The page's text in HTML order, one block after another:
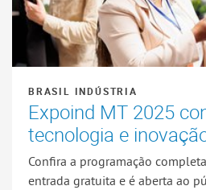
BRASIL INDÚSTRIA
Expoind MT 2025
tecnologia e
Confira a programação
entrada gratuita e é aberta ao